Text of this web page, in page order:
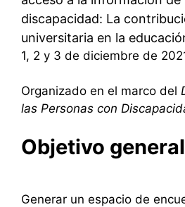
discapacidad: La
universitaria en la
1, 2 y 3 de diciembre de
Organizado en el marco del
las Personas con
Objetivo
Generar un espacio de